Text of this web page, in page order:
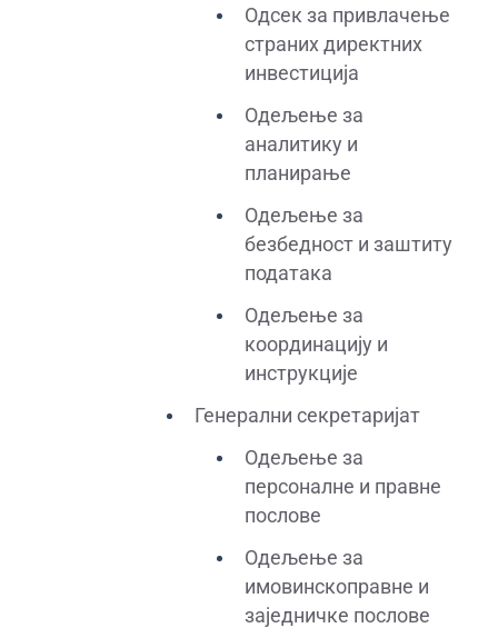
Одсек за привлачење
страних директних
инвестиција
Одељење за
аналитику и
планирање
Одељење за
безбедност и заштиту
података
Одељење за
координацију и
инструкције
Генерални секретаријат
Одељење за
персоналне и правне
послове
Одељење за
имовинскоправне и
заједничке послове